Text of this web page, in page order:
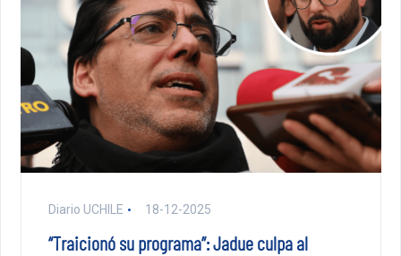
Diario UCHILE 18-12-2025
“Traicionó su programa”: Jadue culpa al